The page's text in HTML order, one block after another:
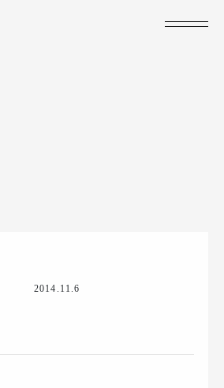
2014.11.6